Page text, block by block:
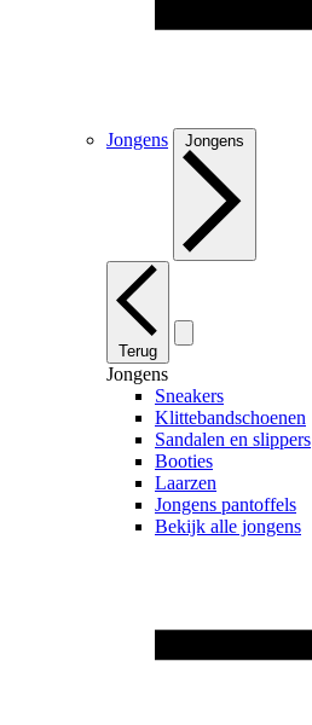
Jongens Jongens
Terug
Jongens
Sneakers
Klittebandschoenen
Sandalen en slippers
Booties
Laarzen
Jongens pantoffels
Bekijk alle jongens